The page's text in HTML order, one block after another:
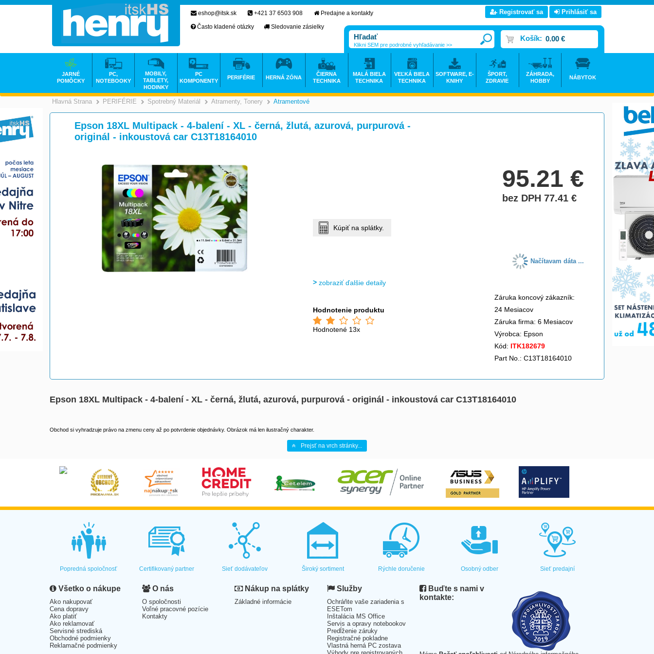
Hlavná Strana >
PERIFÉRIE >
Spotrebný Materiál >
Atramenty, Tonery >
Atramentové
Epson 18XL Multipack - 4-balení - XL - černá, žlutá, azurová, purpurová -
originál - inkoustová car C13T18164010
95.21€
bez DPH 77.41€
Kúpiť na splátky.
Načítavam dáta ...
zobraziť ďalšie detaily
Hodnotenie produktu
Hodnotené 13x
Záruka koncový zákazník:
24 Mesiacov
Záruka firma: 6 Mesiacov
Výrobca: Epson
Kód: ITK182679
Part No.: C13T18164010
Epson 18XL Multipack - 4-balení - XL - černá, žlutá, azurová, purpurová - originál - inkoustová car C13T18164010
Obchod si vyhradzuje právo na zmenu ceny až po potvrdenie objednávky. Obrázok má len ilustračný charakter.
Prejsť na vrch stránky...
eshop@itsk.sk +421 37 6503 908
Predajne a kontakty
Často kladené otázky
Sledovanie zásielky
Registrovať sa Prihlásiť sa
Košík: 0.00 €
Klikni SEM pre podrobné vyhľadávanie >>
JARNÉ
POMÔCKY
PC,
NOTEBOOKY
MOBILY,
TABLETY,
HODINKY
PC
KOMPONENTY
PERIFÉRIE HERNÁ ZÓNA
ČIERNA
TECHNIKA
MALÁ BIELA
TECHNIKA
VEĽKÁ BIELA
TECHNIKA
SOFTWARE, E-
KNIHY
ŠPORT,
ZDRAVIE
ZÁHRADA,
HOBBY
NÁBYTOK
Popredná spoločnosť Certifikovaný partner Sieť dodávateľov Široký sortiment Rýchle doručenie Osobný odber Sieť predajní
Všetko o nákupe
Ako nakupovať
Cena dopravy
Ako platiť
Ako reklamovať
Servisné strediská
Obchodné podmienky
Reklamačné podmienky
O nás
O spoločnosti
Voľné pracovné pozície
Kontakty
Nákup na splátky
Základné informácie
Služby
Ochráňte vaše zariadenia s
ESETom
Inštalácia MS Office
Servis a opravy notebookov
Predĺženie záruky
Registračné pokladne
Vlastná herná PC zostava
Buďte s nami v
kontakte: